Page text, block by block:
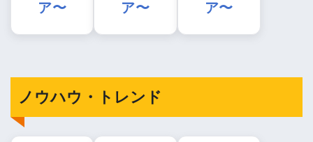
ア〜
ア〜
ア〜
ノウハウ・トレンド